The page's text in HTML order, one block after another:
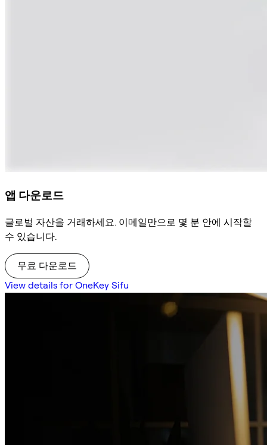
앱 다운로드
글로벌 자산을 거래하세요. 이메일만으로 몇 분 안에 시작할
수 있습니다.
무료 다운로드
View details for OneKey Sifu